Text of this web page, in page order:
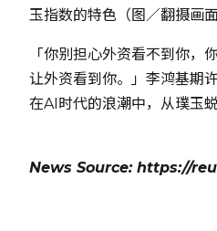
玉指数的特色（图／翻摄画面
「你别担心外资看不到你，
让外资看到你。」李鸿基期
在AI时代的浪潮中，从璞玉蜕
News Source: https://